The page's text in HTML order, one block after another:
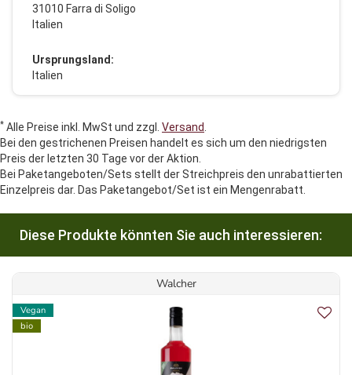
31010 Farra di Soligo
Italien
Ursprungsland:
Italien
* Alle Preise inkl. MwSt und zzgl. Versand
Bei den gestrichenen Preisen handelt es sich um den niedrigsten
Preis der letzten 30 Tage vor der Aktion.
Bei Paketangeboten/Sets stellt der Streichpreis den unrabattierten
Einzelpreis dar. Das Paketangebot/Set ist ein Mengenrabatt.
Diese Produkte könnten Sie auch interessieren:
Walcher
Vegan
bio